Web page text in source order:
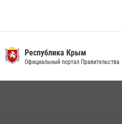
Росгвардейцы Крыма и Севастополя
Республика Крым
Официальный портал Правительства